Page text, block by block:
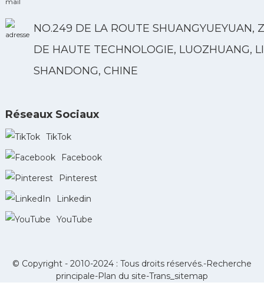
NO.249 DE LA ROUTE SHUANGYUEYUAN,
DE HAUTE TECHNOLOGIE, LUOZHUANG,
SHANDONG, CHINE
Réseaux Sociaux
TikTok
Facebook
Pinterest
Linkedin
YouTube
© Copyright - 2010-2024 : Tous droits réservés.-Recherche
principale-Plan du site-Trans_sitemap